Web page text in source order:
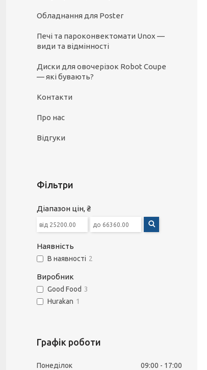
Обладнання для Poster
Печі та пароконвектомати Unox —
види та відмінності
Диски для овочерізок Robot Coupe
— які бувають?
Контакти
Про нас
Відгуки
Фільтри
Діапазон цін, ₴
Наявність
В наявності 2
Виробник
Good Food 3
Hurakan 1
Графік роботи
Понеділок 09:00
17:00